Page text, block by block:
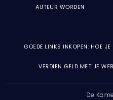
AUTEUR WORDEN
GOEDE LINKS INKOPEN: HOE
VERDIEN GELD MET JE
De